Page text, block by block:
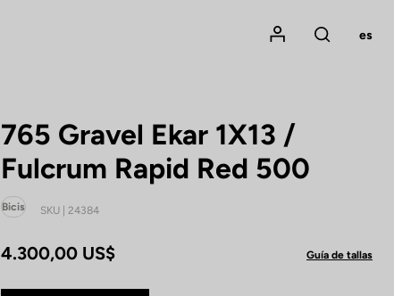
Mon compte
Rechercher
es
765 Gravel Ekar 1X13 /
Fulcrum Rapid Red 500
Bicis SKU | 24384
4.300,00 US$ Guía de tallas